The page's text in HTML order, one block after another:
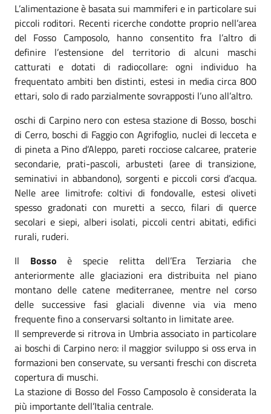
L’alimentazione è basata sui mammiferi e in particolare sui
piccoli roditori. Recenti ricerche condotte proprio nell’area
del Fosso Camposolo, hanno consentito fra l’altro di
definire l’estensione del territorio di alcuni maschi
catturati e dotati di radiocollare: ogni individuo ha
frequentato ambiti ben distinti, estesi in media circa 800
ettari, solo di rado parzialmente sovrapposti l’uno all’altro.
oschi di Carpino nero con estesa stazione di Bosso, boschi
di Cerro, boschi di Faggio con Agrifoglio, nuclei di lecceta e
di pineta a Pino d’Aleppo, pareti rocciose calcaree, praterie
secondarie, prati-pascoli, arbusteti (aree di transizione,
seminativi in abbandono), sorgenti e piccoli corsi d’acqua.
Nelle aree limitrofe: coltivi di fondovalle, estesi oliveti
spesso gradonati con muretti a secco, filari di querce
secolari e siepi, alberi isolati, piccoli centri abitati, edifici
rurali, ruderi.
Il Bosso è specie relitta dell’Era Terziaria che
anteriormente alle glaciazioni era distribuita nel piano
montano delle catene mediterranee, mentre nel corso
delle successive fasi glaciali divenne via via meno
frequente fino a conservarsi soltanto in limitate aree.
Il sempreverde si ritrova in Umbria associato in particolare
ai boschi di Carpino nero: il maggior sviluppo si oss erva in
formazioni ben conservate, su versanti freschi con discreta
copertura di muschi.
La stazione di Bosso del Fosso Camposolo è considerata la
più importante dell’Italia centrale.